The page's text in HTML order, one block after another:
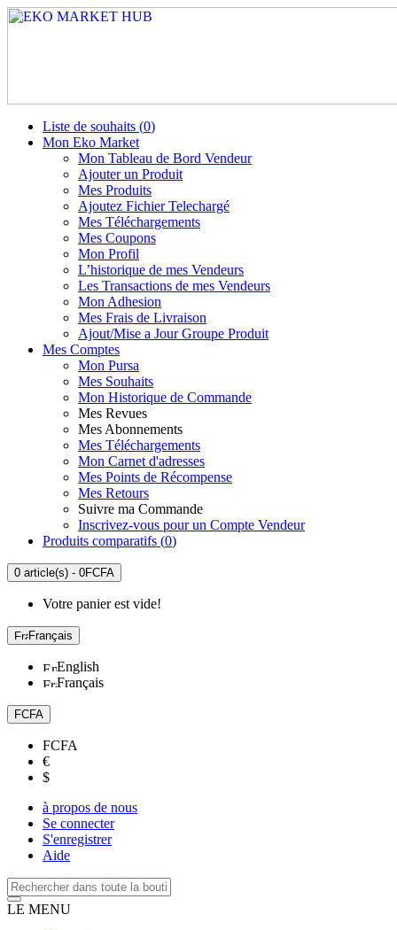
Liste de souhaits (0)
Mon Eko Market
Mon Tableau de Bord Vendeur
Ajouter un Produit
Mes Produits
Ajoutez Fichier Telechargé
Mes Téléchargements
Mes Coupons
Mon Profil
L’historique de mes Vendeurs
Les Transactions de mes Vendeurs
Mon Adhesion
Mes Frais de Livraison
Ajout/Mise a Jour Groupe Produit
Mes Comptes
Mon Pursa
Mes Souhaits
Mon Historique de Commande
Mes Revues
Mes Abonnements
Mes Téléchargements
Mon Carnet d'adresses
Mes Points de Récompense
Mes Retours
Suivre ma Commande
Inscrivez-vous pour un Compte Vendeur
Produits comparatifs (0)
0 article(s) - 0FCFA
Votre panier est vide!
Français
English
Français
FCFA
FCFA
€
$
à propos de nous
Se connecter
S'enregistrer
Aide
LE MENU